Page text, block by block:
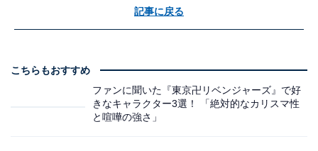
記事に戻る
こちらもおすすめ
ファンに聞いた『東京卍リベンジャーズ』で好
きなキャラクター3選！ 「絶対的なカリスマ性
と喧嘩の強さ」